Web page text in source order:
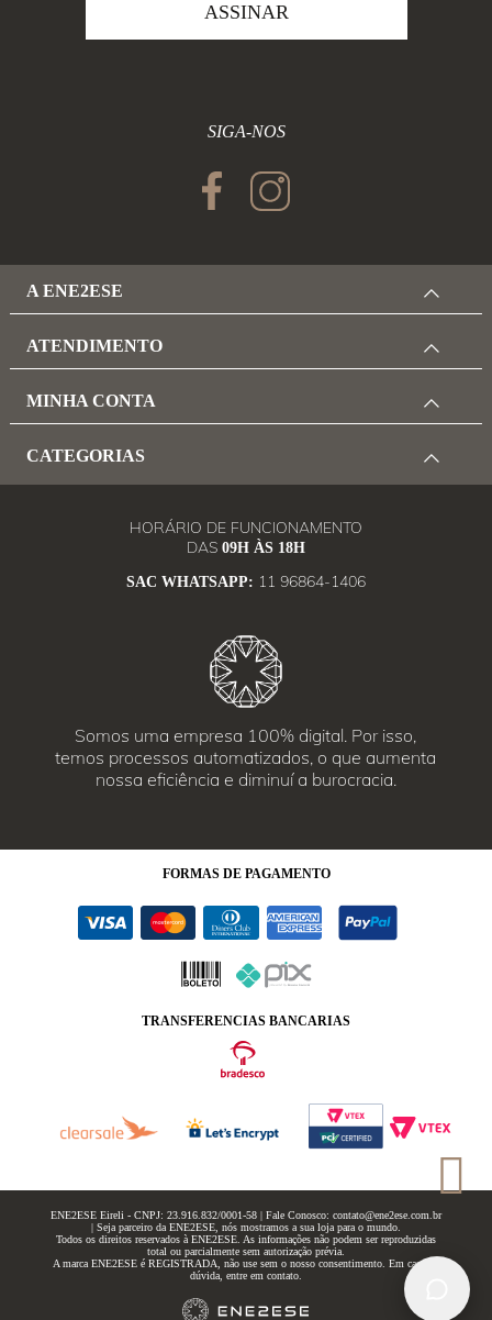
ASSINAR
SIGA-NOS
A ENE2ESE
ATENDIMENTO
MINHA CONTA
CATEGORIAS
HORÁRIO DE FUNCIONAMENTO
DAS 09H ÀS 18H
SAC WHATSAPP: 11 96864-1406
Somos uma empresa 100% digital. Por isso,
temos processos automatizados, o que aumenta
nossa eficiência e diminuí a burocracia.
FORMAS DE PAGAMENTO
TRANSFERENCIAS BANCARIAS
ENE2ESE Eireli - CNPJ: 23.916.832/0001-58 | Fale Conosco: contato@ene2ese.com.br
| Seja parceiro da ENE2ESE, nós mostramos a sua loja para o mundo.
Todos os direitos reservados à ENE2ESE. As informações não podem ser reproduzidas
total ou parcialmente sem autorização prévia.
A marca ENE2ESE é REGISTRADA, não use sem o nosso consentimento. Em caso de
dúvida, entre em contato.